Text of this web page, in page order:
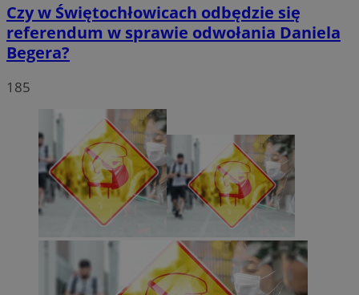
Czy w Świętochłowicach odbędzie się
referendum w sprawie odwołania Daniela
Begera?
185